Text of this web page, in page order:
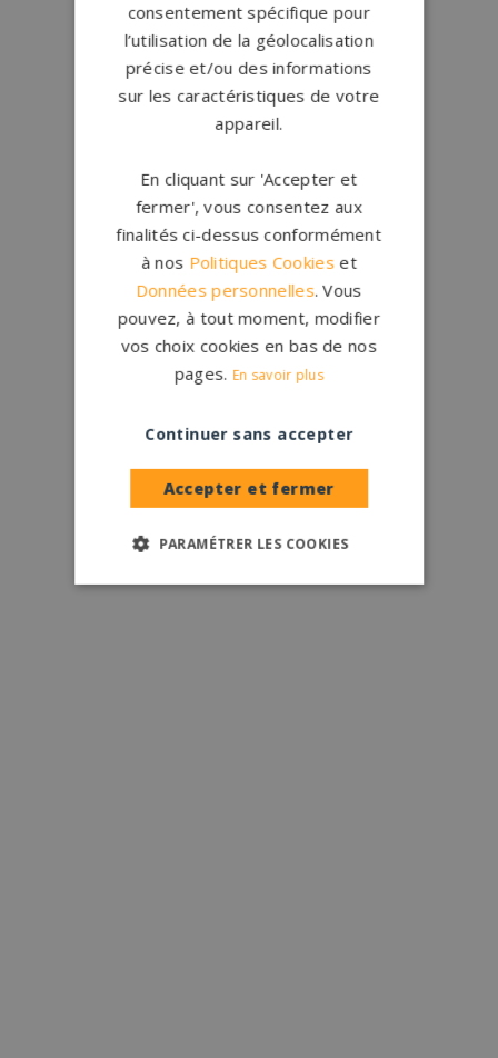
consentement spécifique pour
l’utilisation de la géolocalisation
précise et/ou des informations
sur les caractéristiques de votre
appareil.
En cliquant sur 'Accepter et
fermer', vous consentez aux
finalités ci-dessus conformément
à nos Politiques Cookies et
Données personnelles. Vous
pouvez, à tout moment, modifier
vos choix cookies en bas de nos
pages. En savoir plus
Accepter et fermer
Continuer sans accepter
PARAMÉTRER LES COOKIES